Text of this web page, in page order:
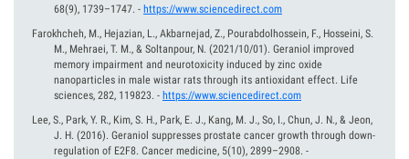
68(9), 1739–1747. - https://www.sciencedirect.com
Farokhcheh, M., Hejazian, L., Akbarnejad, Z., Pourabdolhossein, F., Hosseini, S.
M., Mehraei, T. M., & Soltanpour, N. (2021/10/01). Geraniol improved
memory impairment and neurotoxicity induced by zinc oxide
nanoparticles in male wistar rats through its antioxidant effect. Life
sciences, 282, 119823. - https://www.sciencedirect.com
Lee, S., Park, Y. R., Kim, S. H., Park, E. J., Kang, M. J., So, I., Chun, J. N., & Jeon,
J. H. (2016). Geraniol suppresses prostate cancer growth through down-
regulation of E2F8. Cancer medicine, 5(10), 2899–2908. -